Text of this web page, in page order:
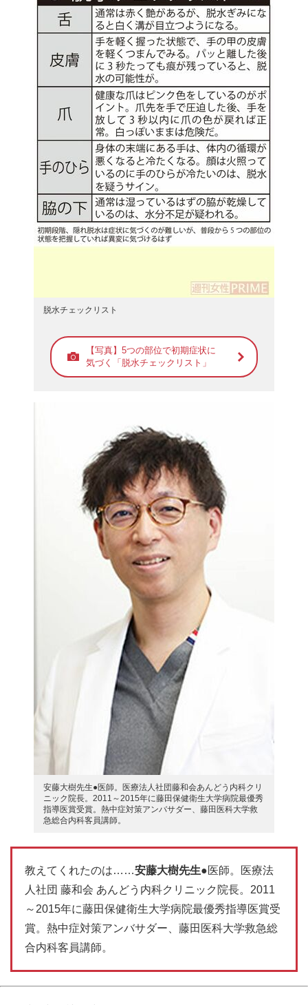
脱水チェックリスト
【写真】5つの部位で初期症状に
気づく「脱水チェックリスト」
安藤大樹先生●医師。医療法人社団藤和会あんどう内科クリ
ニック院長。2011～2015年に藤田保健衛生大学病院最優秀
指導医賞受賞。熱中症対策アンバサダー、藤田医科大学救
急総合内科客員講師。
教えてくれたのは……安藤大樹先生●医師。医療法
人社団 藤和会 あんどう内科クリニック院長。2011
～2015年に藤田保健衛生大学病院最優秀指導医賞受
賞。熱中症対策アンバサダー、藤田医科大学救急総
合内科客員講師。